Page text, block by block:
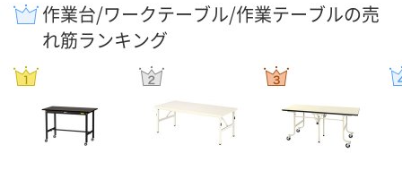
作業台/ワークテーブル/作業テーブルの売
れ筋ランキング